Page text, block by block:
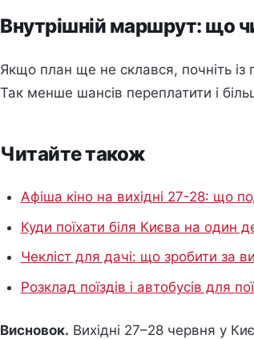
Внутрішній маршрут: що
Якщо план ще не склався, почніть із
Так менше шансів переплатити і
Читайте також
Афіша кіно на вихідні 27-28: що
Куди поїхати біля Києва на один
Чекліст для дачі: що зробити за
Розклад поїздів і автобусів для
Висновок. Вихідні 27–28 червня у